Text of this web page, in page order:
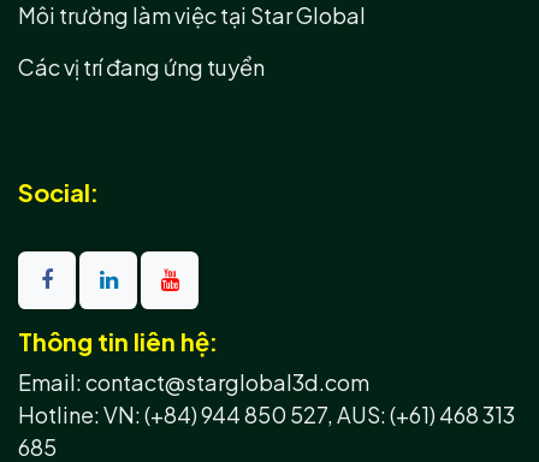
Thông tin liên hệ:
Email: contact@starglobal3d.com
Hotline:VN: (+84) 944 850 527,AUS: (+61) 468 313
685
Social:
Môi trường làm việc tại Star Global
Các vị trí đang ứng tuyển